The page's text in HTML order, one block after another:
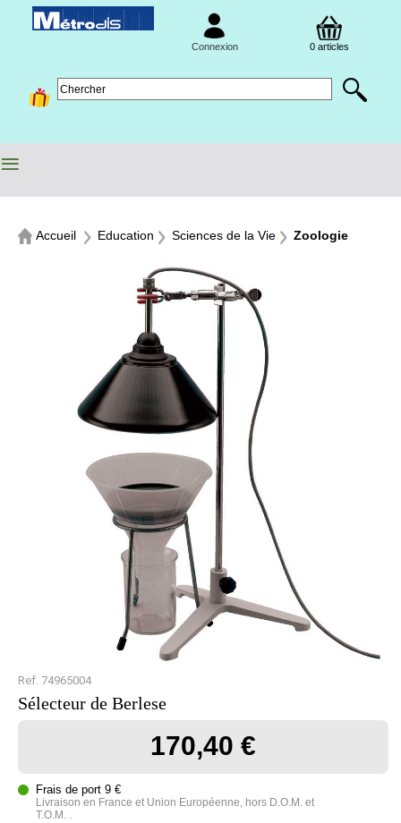
Connexion 0 articles
≡
Accueil Education Sciences de la Vie Zoologie
Ref. 74965004
Sélecteur de Berlese
170,40 €
Frais de port 9 €
Livraison en France et Union Européenne, hors D.O.M. et
T.O.M. .